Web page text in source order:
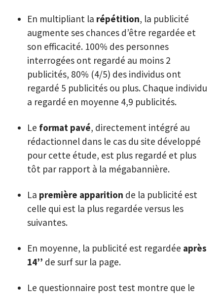
En multipliant la répétition, la publicité
augmente ses chances d’être regardée et
son efficacité. 100% des personnes
interrogées ont regardé au moins 2
publicités, 80% (4/5) des individus ont
regardé 5 publicités ou plus. Chaque individu
a regardé en moyenne 4,9 publicités.
Le format pavé, directement intégré au
rédactionnel dans le cas du site développé
pour cette étude, est plus regardé et plus
tôt par rapport à la mégabannière.
La première apparition de la publicité est
celle qui est la plus regardée versus les
suivantes.
En moyenne, la publicité est regardée après
14’’ de surf sur la page.
Le questionnaire post test montre que le